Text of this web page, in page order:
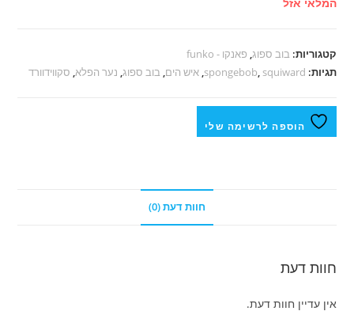
קטגוריות:בוב ספוג, פאנקו - funko
תגיות:
spongebob, squiward
,איש הים,בוב ספוג, נער הפלא, סקווידוורד
הוספה לרשימה שלי
חוות דעת (0)
חוות דעת
אין עדיין חוות דעת.